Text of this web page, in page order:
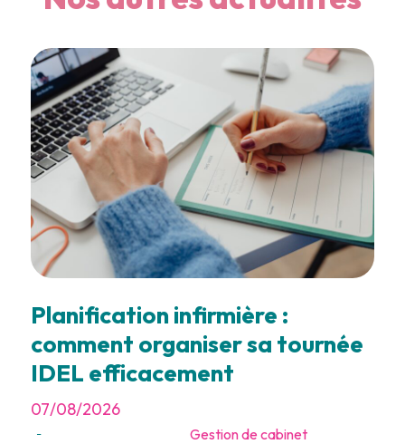
Planification infirmière :
comment organiser sa tournée
IDEL efficacement
07/08/2026
- Gestion de cabinet